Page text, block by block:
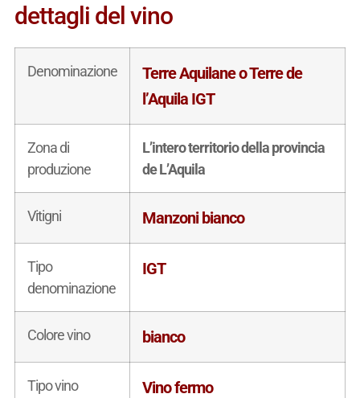
dettagli del vino
Denominazione
Terre Aquilane o Terre de
l’Aquila IGT
Zona di
produzione
L’intero territorio della provincia
de L’Aquila
Vitigni Manzoni bianco
Tipo
denominazione
IGT
Colore vino bianco
Tipo vino Vino fermo